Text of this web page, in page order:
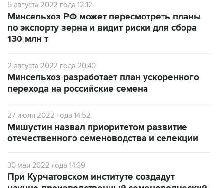
5 августа 2022 года 12:12
Минсельхоз РФ может пересмотреть планы
по экспорту зерна и видит риски для сбора
130 млн т
2 августа 2022 года 20:40
Минсельхоз разработает план ускоренного
перехода на российские семена
27 июля 2022 года 14:52
Мишустин назвал приоритетом развитие
отечественного семеноводства и селекции
30 мая 2022 года 14:39
При Курчатовском институте создадут